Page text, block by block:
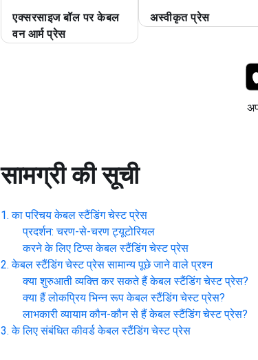
एक्सरसाइज बॉल पर केबल
वन आर्म प्रेस
अस्वीकृत प्रेस
सामग्री की सूची
का परिचय केबल स्टैंडिंग चेस्ट प्रेस
प्रदर्शन: चरण-से-चरण ट्यूटोरियल
करने के लिए टिप्स केबल स्टैंडिंग चेस्ट प्रेस
केबल स्टैंडिंग चेस्ट प्रेस सामान्य पूछे जाने वाले प्रश्न
क्या शुरुआती व्यक्ति कर सकते हैं केबल स्टैंडिंग चेस्ट प्रेस?
क्या हैं लोकप्रिय भिन्न रूप केबल स्टैंडिंग चेस्ट प्रेस?
लाभकारी व्यायाम कौन-कौन से हैं केबल स्टैंडिंग चेस्ट प्रेस?
के लिए संबंधित कीवर्ड केबल स्टैंडिंग चेस्ट प्रेस